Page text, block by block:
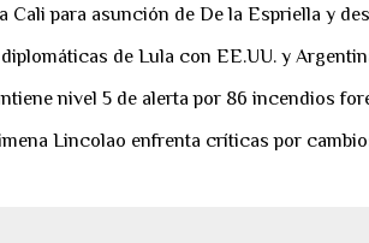
Cali para asunción de De la Espriella y
de Lula con EE.UU. y
nivel 5 de alerta por 86 incendios
Lincolao enfrenta críticas por